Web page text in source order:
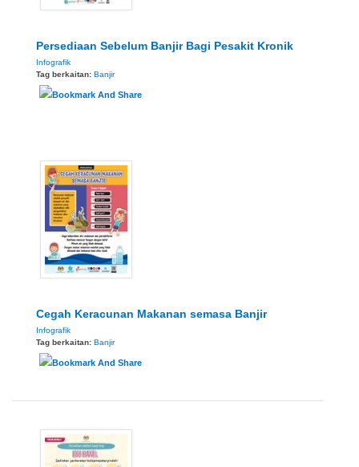
Persediaan Sebelum Banjir Bagi Pesakit Kronik
Infografik
Tag berkaitan: Banjir
Cegah Keracunan Makanan semasa Banjir
Infografik
Tag berkaitan: Banjir